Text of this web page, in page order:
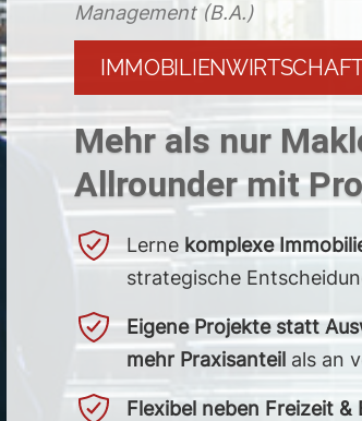
Management (B.A.)
Mehr als nur
Allrounder mit
Lerne komplexe
strategische
Eigene Projekte statt
mehr Praxisanteil als an
Flexibel neben Freizeit &